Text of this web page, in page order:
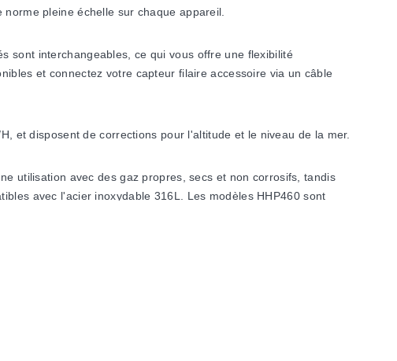
pleine échelle sur chaque appareil.
sont interchangeables, ce qui vous offre une flexibilité
et connectez votre capteur filaire accessoire via un câble
et disposent de corrections pour l'altitude et le niveau de la mer.
utilisation avec des gaz propres, secs et non corrosifs, tandis
avec l'acier inoxydable 316L. Les modèles HHP460 sont
" pour plus de détails sur la configuration.